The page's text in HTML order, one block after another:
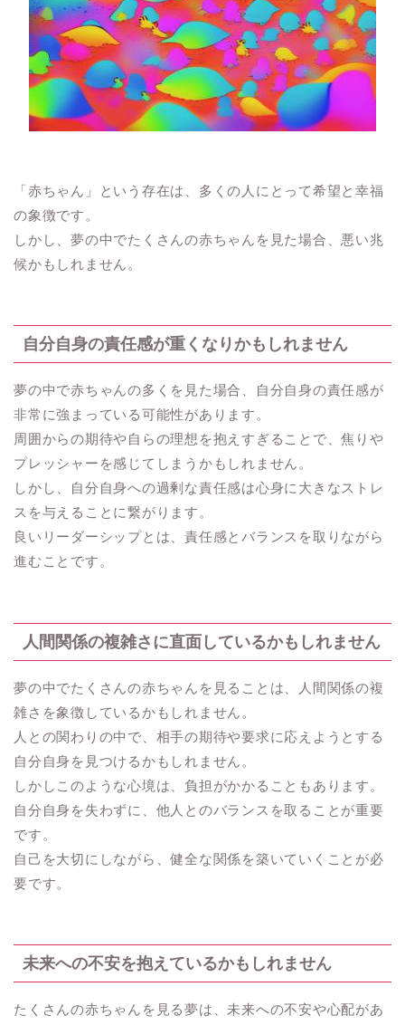
「赤ちゃん」という存在は、多くの人にとって希望と幸福
の象徴です。
しかし、夢の中でたくさんの赤ちゃんを見た場合、悪い兆
候かもしれません。
自分自身の責任感が重くなりかもしれません
夢の中で赤ちゃんの多くを見た場合、自分自身の責任感が
非常に強まっている可能性があります。
周囲からの期待や自らの理想を抱えすぎることで、焦りや
プレッシャーを感じてしまうかもしれません。
しかし、自分自身への過剰な責任感は心身に大きなストレ
スを与えることに繋がります。
良いリーダーシップとは、責任感とバランスを取りながら
進むことです。
人間関係の複雑さに直面しているかもしれません
夢の中でたくさんの赤ちゃんを見ることは、人間関係の複
雑さを象徴しているかもしれません。
人との関わりの中で、相手の期待や要求に応えようとする
自分自身を見つけるかもしれません。
しかしこのような心境は、負担がかかることもあります。
自分自身を失わずに、他人とのバランスを取ることが重要
です。
自己を大切にしながら、健全な関係を築いていくことが必
要です。
未来への不安を抱えているかもしれません
たくさんの赤ちゃんを見る夢は、未来への不安や心配があ